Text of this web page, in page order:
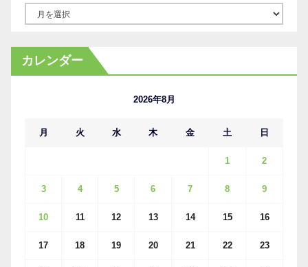
カ
イ
カレンダー
2026年8月
月 火 水 木 金 土 日
1 2
3 4 5 6 7 8 9
10 11 12 13 14 15 16
17 18 19 20 21 22 23